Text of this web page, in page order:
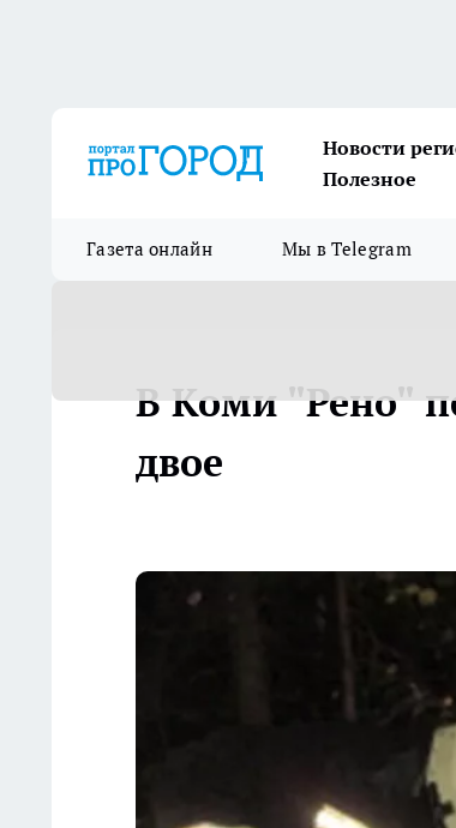
Новости
Полезное
Газета онлайн Мы в Telegram
В Коми "Рено"
двое